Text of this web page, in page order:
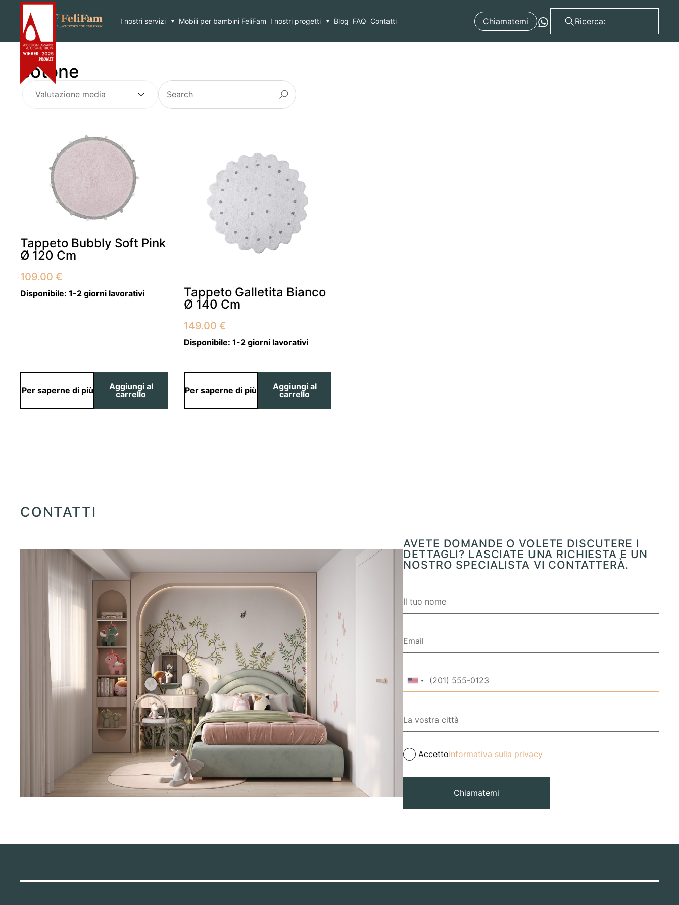
content
I nostri servizi Mobili per bambini FeliFam I nostri progetti Blog FAQ Contatti Chiamatemi
Home
cotone
Tappeto Bubbly Soft Pink
Ø 120 Cm
109.00€
Disponibile:1-2 giorni lavorativi
Per saperne di più
Aggiungi al
carrello
Tappeto Galletita Bianco
Ø 140 Cm
149.00€
Disponibile:1-2 giorni lavorativi
Per saperne di più
Aggiungi al
carrello
CONTATTI
AVETE DOMANDE O VOLETE DISCUTERE I
DETTAGLI? LASCIATE UNA RICHIESTA E UN
NOSTRO SPECIALISTA VI CONTATTERÀ.
AccettoInformativa sulla privacy
Chiamatemi